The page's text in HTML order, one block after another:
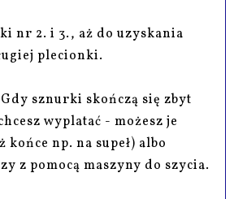
nr 2. i 3., aż do uzyskania
plecionki.
sznurki skończą się zbyt
wyplatać - możesz je
końce np. na supeł) albo
z pomocą maszyny do szycia.